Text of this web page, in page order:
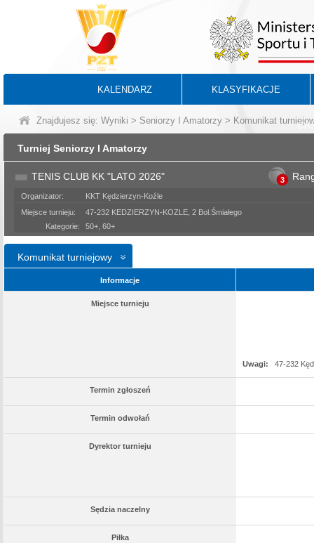
KALENDARZ KLASYFIKACJE
Znajdujesz się: Wyniki > Seniorzy I Amatorzy > Komunikat
Turniej Seniorzy I Amatorzy
TENIS CLUB KK "LATO 2026" 3
Organizator:
KKT Kędzierzyn-Koźle
Miejsce turnieju:
47-232 KEDZIERZYN-KOZLE, 2 Bol.Śmiałego
Kategorie:
50+, 60+
Komunikat turniejowy
Informacje
Miejsce turnieju
Uwagi: 47-232
Termin zgłoszeń
Termin odwołań
Dyrektor turnieju
Sędzia naczelny
Piłka